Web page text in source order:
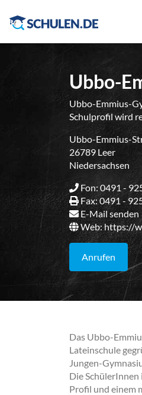
Ubbo-
Ubbo-Emmius-
Schulprofil wird
Ubbo-Emmius-
26789 Leer
Niedersachsen
Fon: 0491 -
Fax: 0491 -
E-Mail senden
Web:https://
Anrufen
Das Ubbo-
Lateinschule
Jungen-
Die
Profil und einem